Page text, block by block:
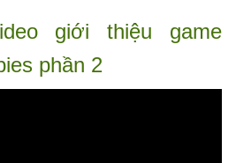
giới thiệu game
phần 2